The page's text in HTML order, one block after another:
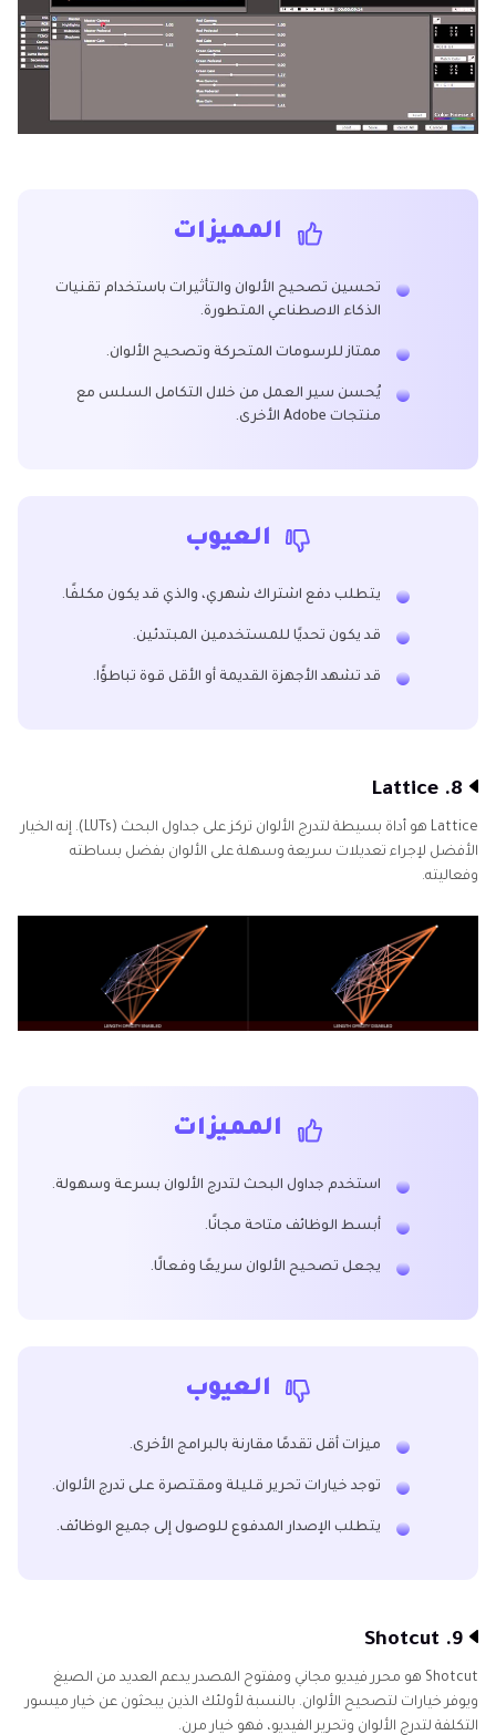
المميزات
تحسين تصحيح الألوان والتأثيرات باستخدام تقنيات
الذكاء الاصطناعي المتطورة.
ممتاز للرسومات المتحركة وتصحيح الألوان.
يُحسن سير العمل من خلال التكامل السلس مع
منتجات Adobe الأخرى.
العيوب
يتطلب دفع اشتراك شهري، والذي قد يكون مكلفًا.
قد يكون تحديًا للمستخدمين المبتدئين.
قد تشهد الأجهزة القديمة أو الأقل قوة تباطؤًا.
8. Lattice
Lattice هو أداة بسيطة لتدرج الألوان تركز على جداول البحث (LUTs). إنه الخيار
الأفضل لإجراء تعديلات سريعة وسهلة على الألوان بفضل بساطته
وفعاليته.
المميزات
استخدم جداول البحث لتدرج الألوان بسرعة وسهولة.
أبسط الوظائف متاحة مجانًا.
يجعل تصحيح الألوان سريعًا وفعالًا.
العيوب
ميزات أقل تقدمًا مقارنة بالبرامج الأخرى.
توجد خيارات تحرير قليلة ومقتصرة على تدرج الألوان.
يتطلب الإصدار المدفوع للوصول إلى جميع الوظائف.
9. Shotcut
Shotcut هو محرر فيديو مجاني ومفتوح المصدر يدعم العديد من الصيغ
ويوفر خيارات لتصحيح الألوان. بالنسبة لأولئك الذين يبحثون عن خيار ميسور
التكلفة لتدرج الألوان وتحرير الفيديو، فهو خيار مرن.